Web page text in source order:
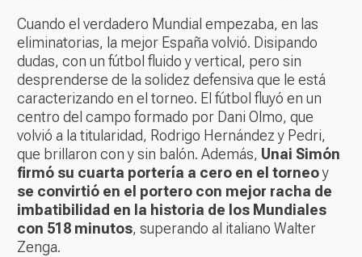
Cuando el verdadero Mundial empezaba, en las
eliminatorias, la mejor España volvió. Disipando
dudas, con un fútbol fluido y vertical, pero sin
desprenderse de la solidez defensiva que le está
caracterizando en el torneo. El fútbol fluyó en un
centro del campo formado por Dani Olmo, que
volvió a la titularidad, Rodrigo Hernández y Pedri,
que brillaron con y sin balón. Además, Unai Simón
firmó su cuarta portería a cero en el torneoy
se convirtió en el portero con mejor racha de
imbatibilidad en la historia de los Mundiales
con 518 minutos, superando al italiano Walter
Zenga.